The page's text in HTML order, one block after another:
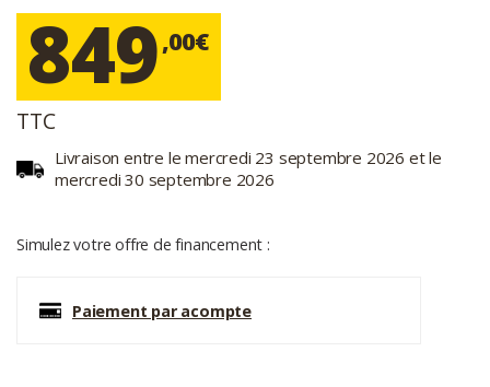
849,00€
TTC
Livraison entre le mercredi 23 septembre 2026 et le
mercredi 30 septembre 2026
Simulez votre offre de financement :
Paiement par acompte